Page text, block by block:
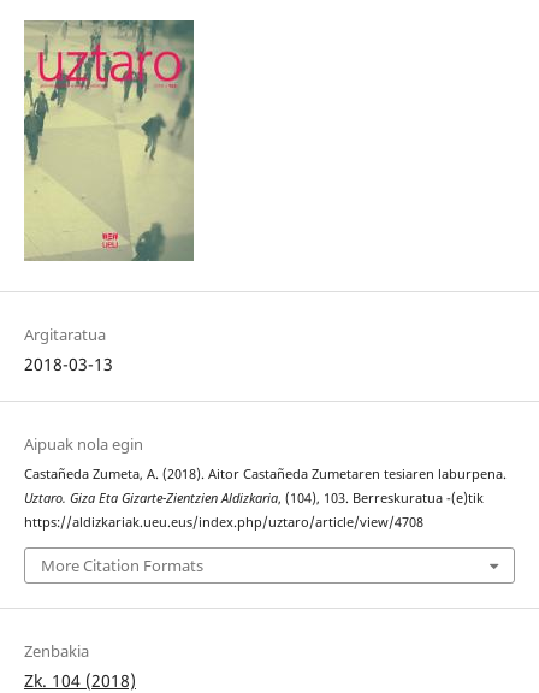
Argitaratua
2018-03-13
Aipuak nola egin
Castañeda Zumeta, A. (2018). Aitor Castañeda Zumetaren tesiaren laburpena.
Uztaro. Giza Eta Gizarte-Zientzien Aldizkaria, (104), 103. Berreskuratua -(e)tik
https://aldizkariak.ueu.eus/index.php/uztaro/article/view/4708
More Citation Formats
Zenbakia
Zk. 104 (2018)